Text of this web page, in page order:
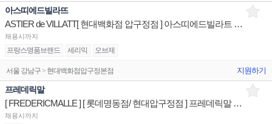
아스띠에드빌라뜨
ASTIER de VILLATT[ 현대백화점 압구정점 ] 아스띠에드빌라트 제품디스플레이 판매전문직원
채용시까지
프랑스명품브랜드 세리믹 오브제
서울 강남구 > 현대백화점압구정본점 지원하기
프레데릭말
[ FREDERICMALLE ] [ 롯데명동점/ 현대압구정점 ] 프레데릭말 제품디스플레이 판매전문직원
채용시까지